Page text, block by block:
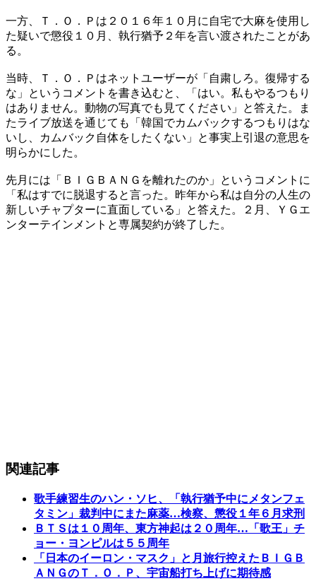
一方、Ｔ．Ｏ．Ｐは２０１６年１０月に自宅で大麻を使用し
た疑いで懲役１０月、執行猶予２年を言い渡されたことがあ
る。
当時、Ｔ．Ｏ．Ｐはネットユーザーが「自粛しろ。復帰する
な」というコメントを書き込むと、「はい。私もやるつもり
はありません。動物の写真でも見てください」と答えた。ま
たライブ放送を通じても「韓国でカムバックするつもりはな
いし、カムバック自体をしたくない」と事実上引退の意思を
明らかにした。
先月には「ＢＩＧＢＡＮＧを離れたのか」というコメントに
「私はすでに脱退すると言った。昨年から私は自分の人生の
新しいチャプターに直面している」と答えた。２月、ＹＧエ
ンターテインメントと専属契約が終了した。
関連記事
歌手練習生のハン・ソヒ、「執行猶予中にメタンフェ
タミン」裁判中にまた麻薬…検察、懲役１年６月求刑
ＢＴＳは１０周年、東方神起は２０周年…「歌王」チ
ョー・ヨンピルは５５周年
「日本のイーロン・マスク」と月旅行控えたＢＩＧＢ
ＡＮＧのＴ．Ｏ．Ｐ、宇宙船打ち上げに期待感